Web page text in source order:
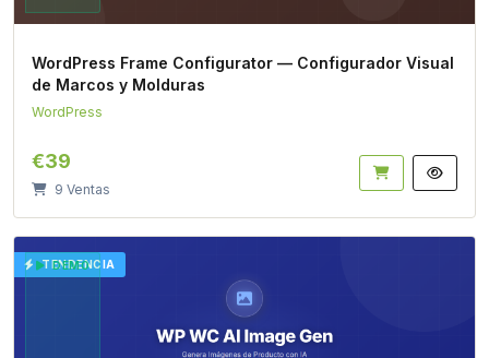
WordPress Frame Configurator — Configurador Visual
de Marcos y Molduras
WordPress
€39
9 Ventas
TENDENCIA
DEMO